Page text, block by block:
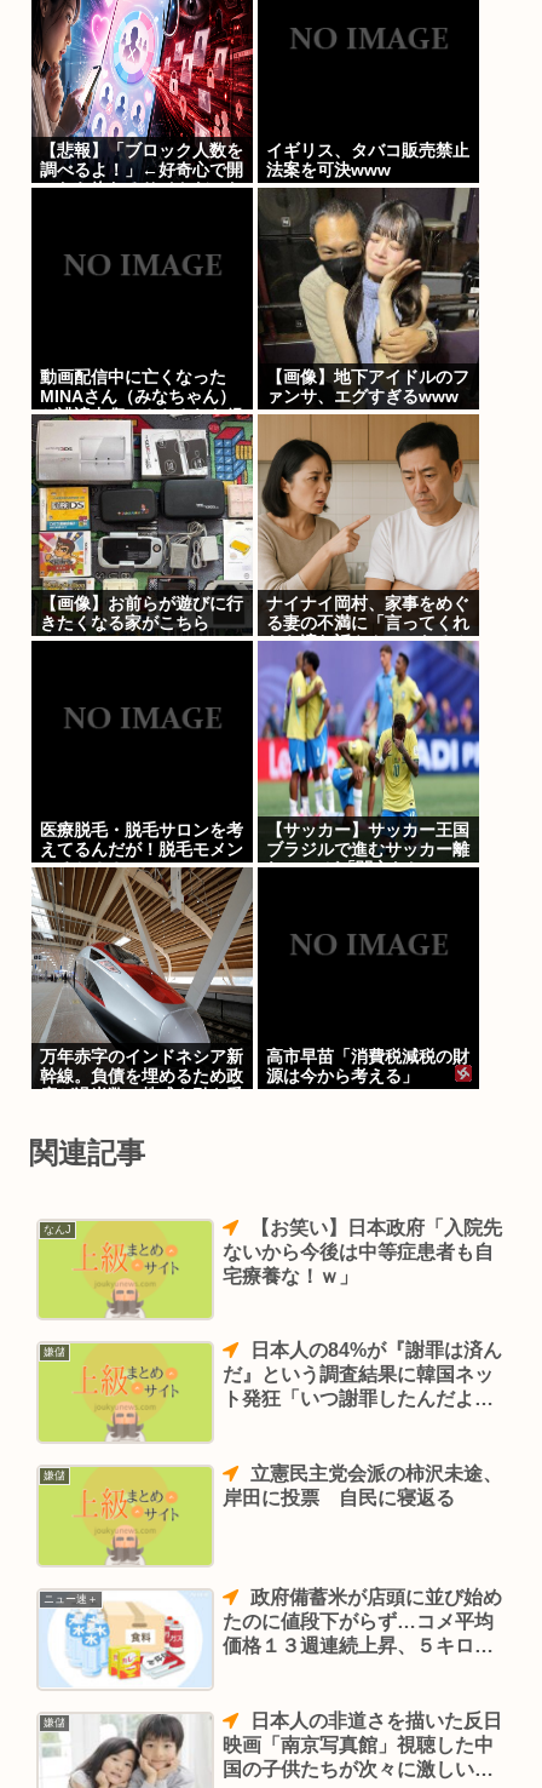
【悲報】「ブロック人数を
調べるよ！」←好奇心で開
いたら終わるサイトだった
イギリス、タバコ販売禁止
法案を可決www
動画配信中に亡くなった
MINAさん（みなちゃん）
が誹謗中傷にさらされた経
緯がこちら…
【画像】地下アイドルのフ
ァンサ、エグすぎるwww
【画像】お前らが遊びに行
きたくなる家がこちら
ナイナイ岡村、家事をめぐ
る妻の不満に「言ってくれ
たら済む話やん」になるみ
「バイトやったらクビや
で」説教受け黙り込む | バ
イトちゃうやろ
医療脱毛・脱毛サロンを考
えてるんだが！脱毛モメン
いるか？？
【サッカー】サッカー王国
ブラジルで進むサッカー離
れ 36%が「関心なし」
万年赤字のインドネシア新
幹線。負債を埋めるため政
府が過半数の株式を引き受
高市早苗「消費税減税の財
源は今から考える」
関連記事
なんJ
ないから今後は中等症患者も自
宅療養な！ｗ」
嫌儲
だ』という調査結果に韓国ネッ
ト発狂「いつ謝罪したんだよ
嫌儲
岸田に投票 自民に寝返る
ニュー速＋
政府備蓄米が店頭に並び始め
たのに値段下がらず…コメ平均
価格１３週連続上昇、５キロ４
嫌儲
映画「南京写真館」視聴した中
国の子供たちが次々に激しい憎